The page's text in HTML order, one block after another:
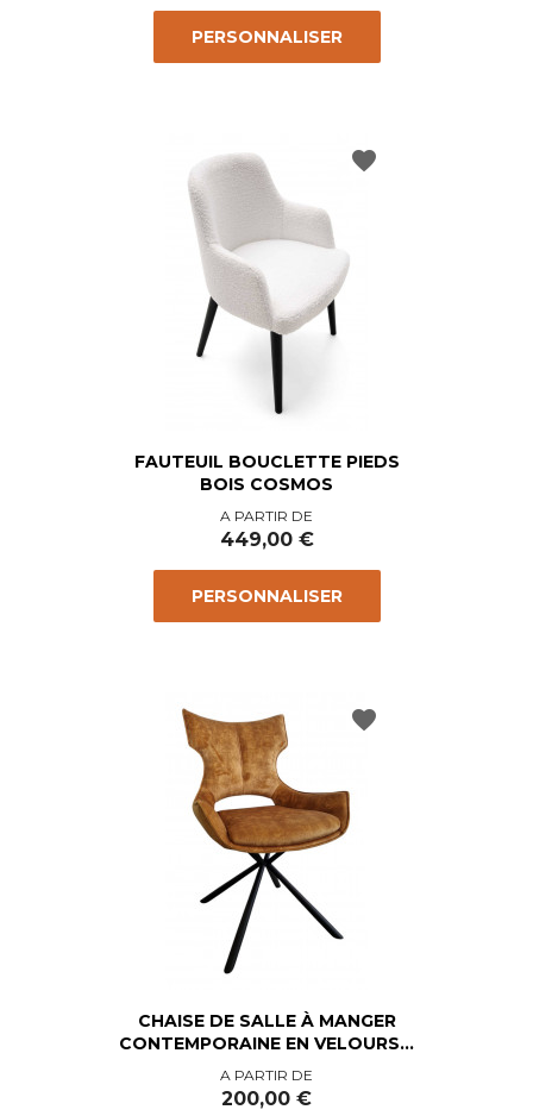
PERSONNALISER
FAUTEUIL BOUCLETTE PIEDS
BOIS COSMOS
Prix
A PARTIR DE
449,00 €
PERSONNALISER
favorite
CHAISE DE SALLE À MANGER
CONTEMPORAINE EN VELOURS...
Prix
A PARTIR DE
200,00 €
favorite